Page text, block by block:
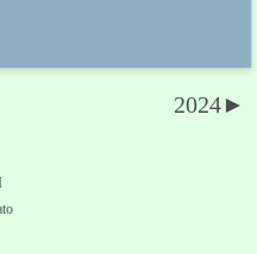
2024►